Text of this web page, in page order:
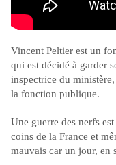
Vincent Peltier est un
qui est décidé à garder
inspectrice du
la fonction publique.
Une guerre des nerfs
coins de la France et
mauvais car un jour, en